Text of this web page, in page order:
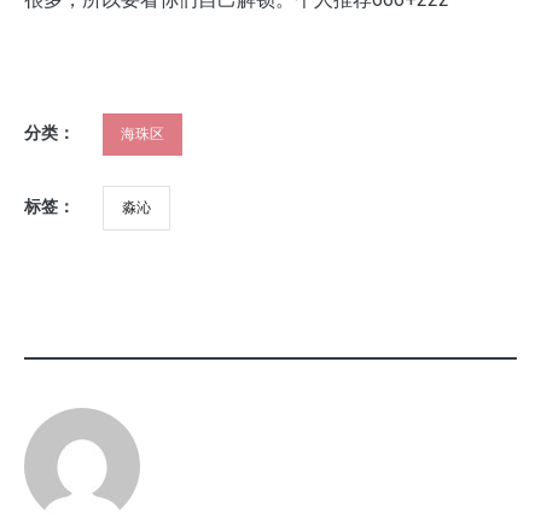
分类： 海珠区
标签： 淼沁